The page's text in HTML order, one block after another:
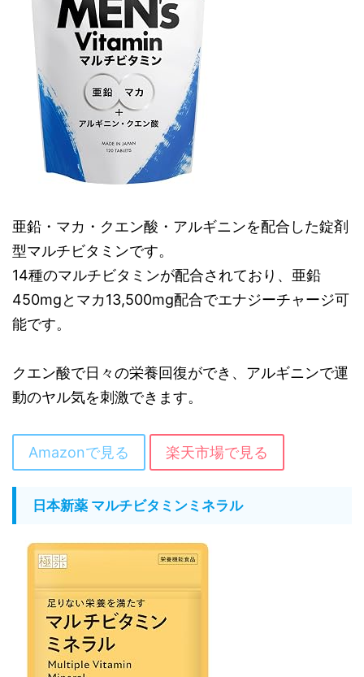
亜鉛・マカ・クエン酸・アルギニンを配合した錠剤
型マルチビタミンです。
14種のマルチビタミンが配合されており、亜鉛
450mgとマカ13,500mg配合でエナジーチャージ可
能です。
クエン酸で日々の栄養回復ができ、アルギニンで運
動のヤル気を刺激できます。
Amazonで見る 楽天市場で見る
日本新薬 マルチビタミンミネラル